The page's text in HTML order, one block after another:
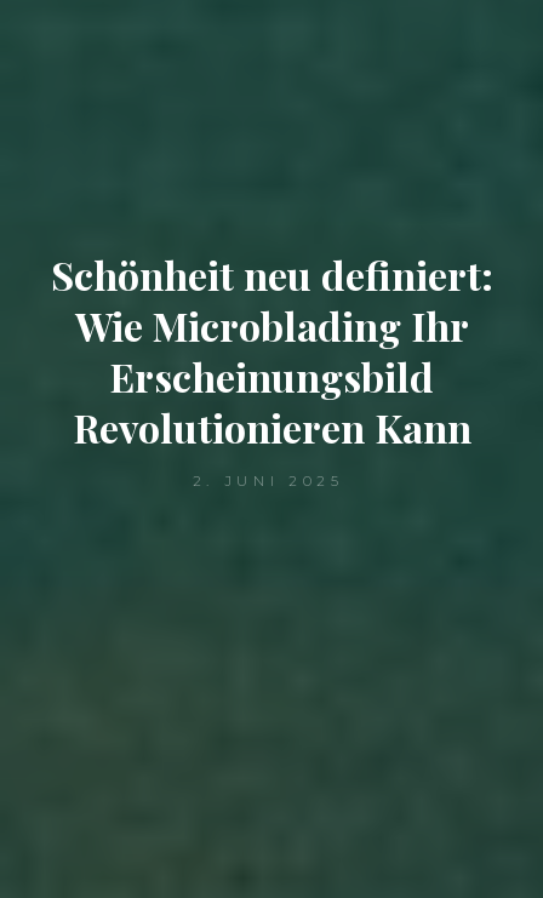
Schönheit neu definiert:
Wie Microblading Ihr
Erscheinungsbild
Revolutionieren Kann
2. JUNI 2025